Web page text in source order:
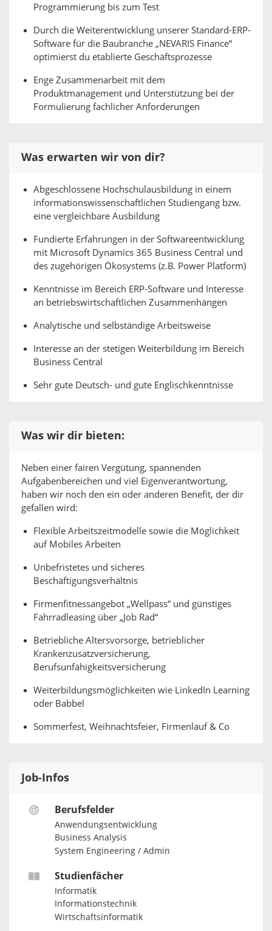
Programmierung bis zum Test
Durch die Weiterentwicklung unserer Standard-ERP-
Software für die Baubranche „NEVARIS Finance“
optimierst du etablierte Geschäftsprozesse
Enge Zusammenarbeit mit dem
Produktmanagement und Unterstützung bei der
Formulierung fachlicher Anforderungen
Was erwarten wir von dir?
Abgeschlossene Hochschulausbildung in einem
informationswissenschaftlichen Studiengang bzw.
eine vergleichbare Ausbildung
Fundierte Erfahrungen in der Softwareentwicklung
mit Microsoft Dynamics 365 Business Central und
des zugehörigen Ökosystems (z.B. Power Platform)
Kenntnisse im Bereich ERP-Software und Interesse
an betriebswirtschaftlichen Zusammenhängen
Analytische und selbständige Arbeitsweise
Interesse an der stetigen Weiterbildung im Bereich
Business Central
Sehr gute Deutsch- und gute Englischkenntnisse
Was wir dir bieten:
Neben einer fairen Vergütung, spannenden
Aufgabenbereichen und viel Eigenverantwortung,
haben wir noch den ein oder anderen Benefit, der dir
gefallen wird:
Flexible Arbeitszeitmodelle sowie die Möglichkeit
auf Mobiles Arbeiten
Unbefristetes und sicheres
Beschäftigungsverhältnis
Firmenfitnessangebot „Wellpass“ und günstiges
Fahrradleasing über „Job Rad“
Betriebliche Altersvorsorge, betrieblicher
Krankenzusatzversicherung,
Berufsunfähigkeitsversicherung
Weiterbildungsmöglichkeiten wie LinkedIn Learning
oder Babbel
Sommerfest, Weihnachtsfeier, Firmenlauf & Co
Job-Infos
Berufsfelder
Anwendungsentwicklung
Business Analysis
System Engineering / Admin
Studienfächer
Informatik
Informationstechnik
Wirtschaftsinformatik